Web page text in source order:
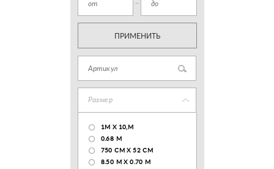
ПРИМЕНИТЬ
Размер
1М Х 10,М
0.68 M
750 CM X 52 CM
8.50 М X 0.70 М